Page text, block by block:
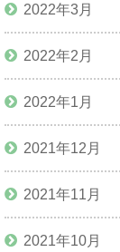
2022年3月
2022年2月
2022年1月
2021年12月
2021年11月
2021年10月